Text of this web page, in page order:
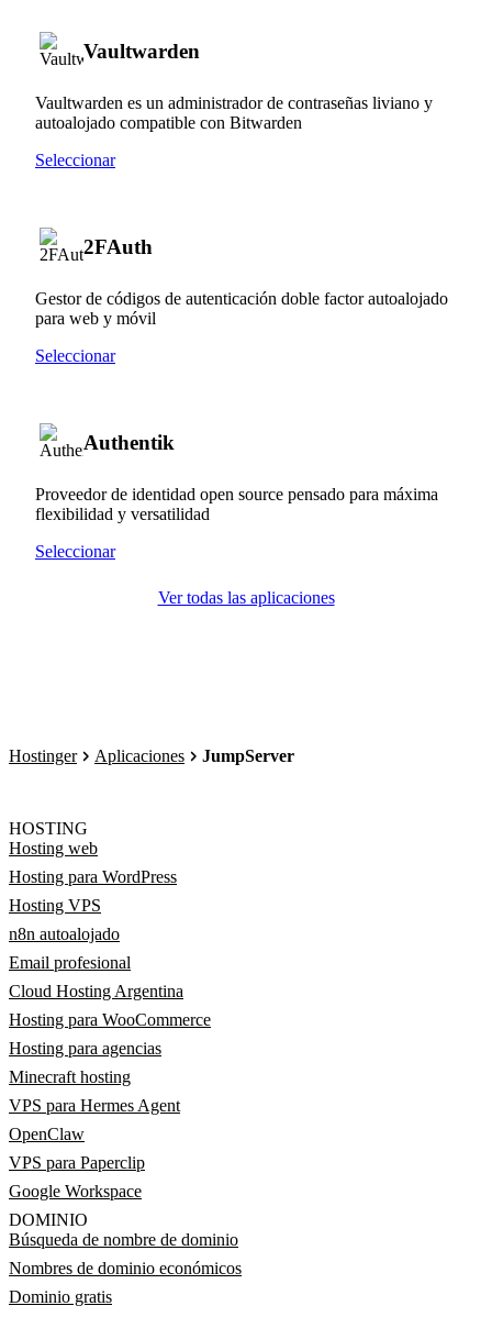
Vaultwarden
Vaultwarden es un administrador de contraseñas liviano y
autoalojado compatible con Bitwarden
Seleccionar
2FAuth
Gestor de códigos de autenticación doble factor autoalojado
para web y móvil
Seleccionar
Authentik
Proveedor de identidad open source pensado para máxima
flexibilidad y versatilidad
Seleccionar
Ver todas las aplicaciones
Hostinger Aplicaciones JumpServer
HOSTING
Hosting web
Hosting para WordPress
Hosting VPS
n8n autoalojado
Email profesional
Cloud Hosting Argentina
Hosting para WooCommerce
Hosting para agencias
Minecraft hosting
VPS para Hermes Agent
OpenClaw
VPS para Paperclip
Google Workspace
DOMINIO
Búsqueda de nombre de dominio
Nombres de dominio económicos
Dominio gratis